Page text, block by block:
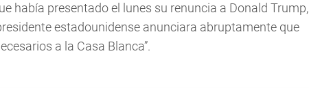
había presentado el lunes su renuncia a Donald Trump,
estadounidense anunciara abruptamente que
a la Casa Blanca”.